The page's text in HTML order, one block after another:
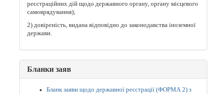
реєстраційних дій щодо державного органу, органу місцевого
самоврядування);
2) довіреність, видана відповідно до законодавства іноземної
держави.
Бланки заяв
Бланк заяви щодо державної реєстрації (ФОРМА 2) з